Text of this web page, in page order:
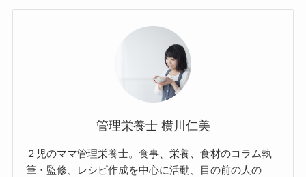
管理栄養士 横川仁美
２児のママ管理栄養士。食事、栄養、食材のコラム執
筆・監修、レシピ作成を中心に活動、目の前の人の